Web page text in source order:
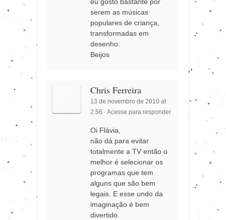
serem as músicas
populares de criança,
transformadas em
desenho.
Beijos
Chris Ferreira
13 de novembro de 2010 at
2:56 ·Acesse para responder
Oi Flávia,
não dá para evitar
totalmente a TV então o
melhor é selecionar os
programas que tem
alguns que são bem
legais. E esse undo da
imaginação é bem
divertido.